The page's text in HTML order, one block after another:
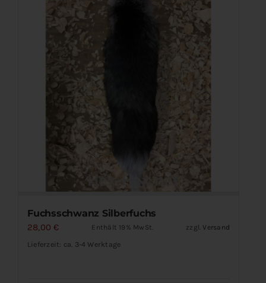
Fuchsschwanz Silberfuchs
28,00 € Enthält 19% MwSt. zzgl. Versand
Lieferzeit: ca. 3-4 Werktage